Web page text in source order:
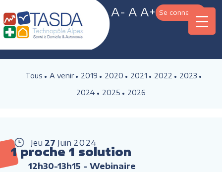
A- A A+ Se connecter
Tous A venir 2019 2020 2021 2022
2023
2024
2025 2026
Jeu 27 Juin 2024
1 proche 1 solution
12h30-13h15 - Webinaire